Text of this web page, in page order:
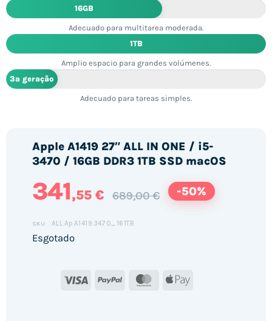
16GB
Adecuado para multitarea moderada.
1TB
Amplio espacio para grandes volúmenes.
3ª geração
Adecuado para tareas simples.
Apple A1419 27″ ALL IN ONE / i5-
3470 / 16GB DDR3 1TB SSD macOS
341,55 € 689,00 € -50%
SKU: ALL.Ap.A1419.3470_161TB
Esgotado
Visa PayPal MasterCard
Apple